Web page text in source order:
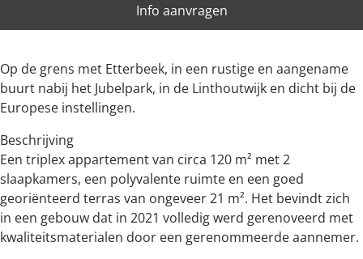
Info aanvragen
Op de grens met Etterbeek, in een rustige en aangename
buurt nabij het Jubelpark, in de Linthoutwijk en dicht bij de
Europese instellingen.
Beschrijving
Een triplex appartement van circa 120 m² met 2
slaapkamers, een polyvalente ruimte en een goed
georiënteerd terras van ongeveer 21 m². Het bevindt zich
in een gebouw dat in 2021 volledig werd gerenoveerd met
kwaliteitsmaterialen door een gerenommeerde aannemer.